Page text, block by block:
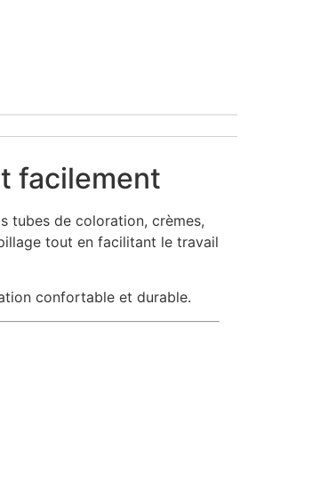
facilement
tubes de coloration, crèmes,
tout en facilitant le travail
confortable et durable.